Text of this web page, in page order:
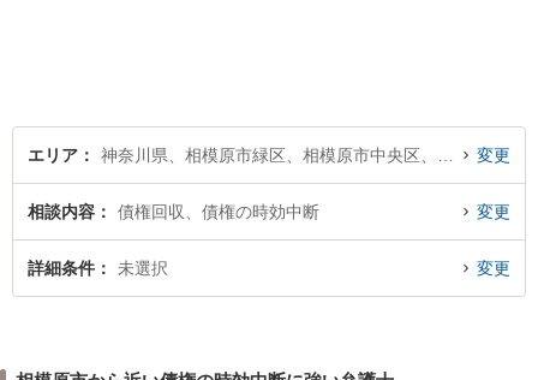
エリア 変更
相談内容 債権回収、債権の時効中断 変更
詳細条件 未選択 変更